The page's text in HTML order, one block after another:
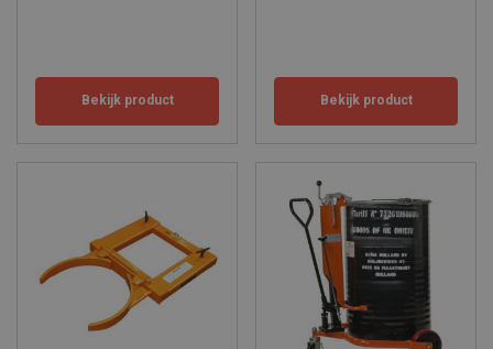
Bekijk product Bekijk product